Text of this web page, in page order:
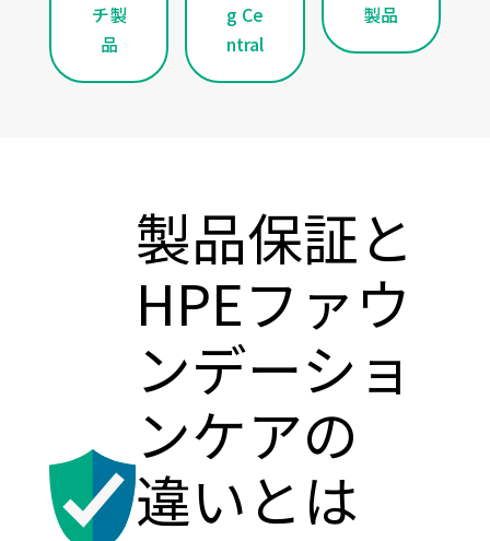
チ製
品
g Ce
ntral
製品
製品保証と
HPEファウ
ンデーショ
ンケアの
違いとは